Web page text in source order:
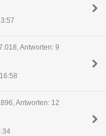
Antworten: 9
Antworten: 12